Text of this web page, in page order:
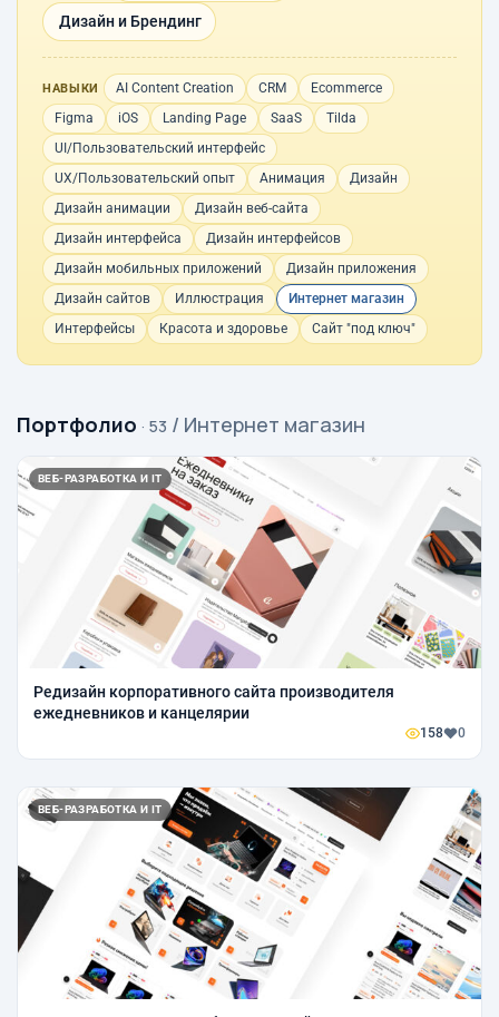
Дизайн и Брендинг
НАВЫКИ AI Content Creation CRM
Ecommerce
Figma
iOS Landing Page SaaS
Tilda
UI/Пользовательский интерфейс
UX/Пользовательский опыт
Анимация
Дизайн
Дизайн анимации
Дизайн веб-сайта
Дизайн интерфейса
Дизайн интерфейсов
Дизайн мобильных приложений
Дизайн приложения
Дизайн сайтов
Иллюстрация
Интернет магазин
Интерфейсы
Красота и здоровье Сайт "под ключ"
Портфолио · 53 / Интернет магазин
ВЕБ-РАЗРАБОТКА И IT
Редизайн корпоративного сайта производителя
ежедневников и канцелярии
158 0
ВЕБ-РАЗРАБОТКА И IT